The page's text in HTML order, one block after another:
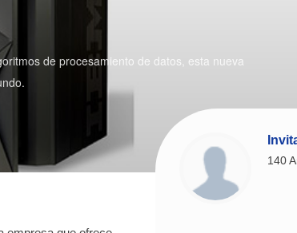
de procesamiento de datos, esta nueva
140